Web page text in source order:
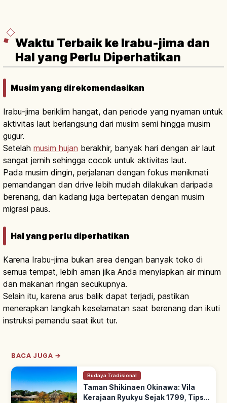
Waktu Terbaik ke Irabu-jima dan
Hal yang Perlu Diperhatikan
Musim yang direkomendasikan
Irabu-jima beriklim hangat, dan periode yang nyaman untuk
aktivitas laut berlangsung dari musim semi hingga musim
gugur.
Setelah musim hujan berakhir, banyak hari dengan air laut
sangat jernih sehingga cocok untuk aktivitas laut.
Pada musim dingin, perjalanan dengan fokus menikmati
pemandangan dan drive lebih mudah dilakukan daripada
berenang, dan kadang juga bertepatan dengan musim
migrasi paus.
Hal yang perlu diperhatikan
Karena Irabu-jima bukan area dengan banyak toko di
semua tempat, lebih aman jika Anda menyiapkan air minum
dan makanan ringan secukupnya.
Selain itu, karena arus balik dapat terjadi, pastikan
menerapkan langkah keselamatan saat berenang dan ikuti
instruksi pemandu saat ikut tur.
BACA JUGA →
Budaya Tradisional
Taman Shikinaen Okinawa: Vila
Kerajaan Ryukyu Sejak 1799, Tips